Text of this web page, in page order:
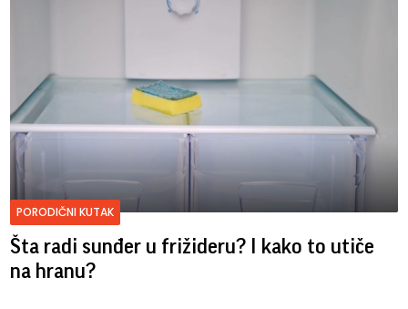
PORODIČNI KUTAK
Šta radi sunđer u frižideru? I kako to utiče
na hranu?